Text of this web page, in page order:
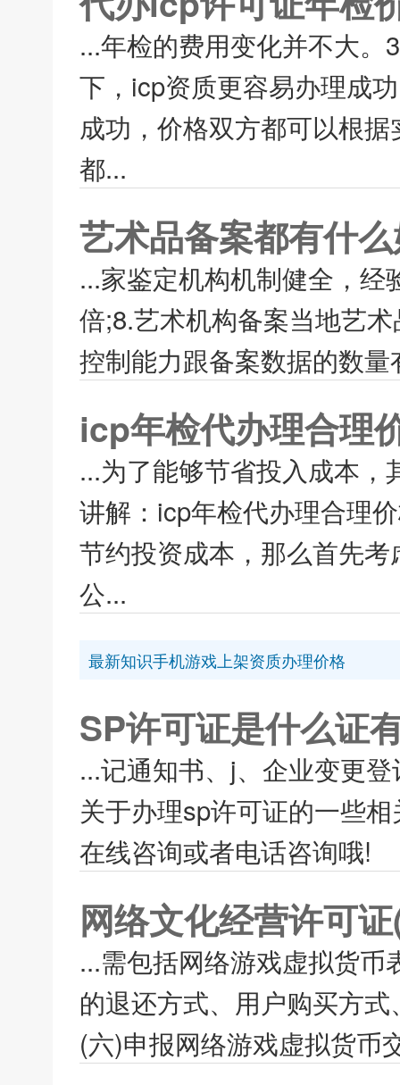
...年检的费用变化并不大
下，icp资质更容易办理成
成功，价格双方都可以根
都...
艺术品备案都有什
...家鉴定机构机制健全，
倍;8.艺术机构备案当地艺
控制能力跟备案数据的数
icp年检代办理合理
...为了能够节省投入成本
讲解：icp年检代办理合理
节约投资成本，那么首先
公...
最新知识手机游戏上架资质办理价格
SP许可证是什么证
...记通知书、j、企业变更
关于办理sp许可证的一些
在线咨询或者电话咨询哦!
网络文化经营许可
...需包括网络游戏虚拟货
的退还方式、用户购买方
(六)申报网络游戏虚拟货币